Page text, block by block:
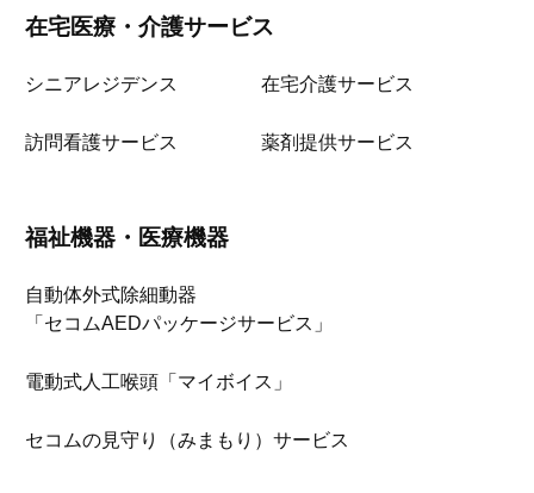
在宅医療・介護サービス
シニアレジデンス 在宅介護サービス
訪問看護サービス 薬剤提供サービス
福祉機器・医療機器
自動体外式除細動器
「セコムAEDパッケージサービス」
電動式人工喉頭「マイボイス」
セコムの見守り（みまもり）サービス